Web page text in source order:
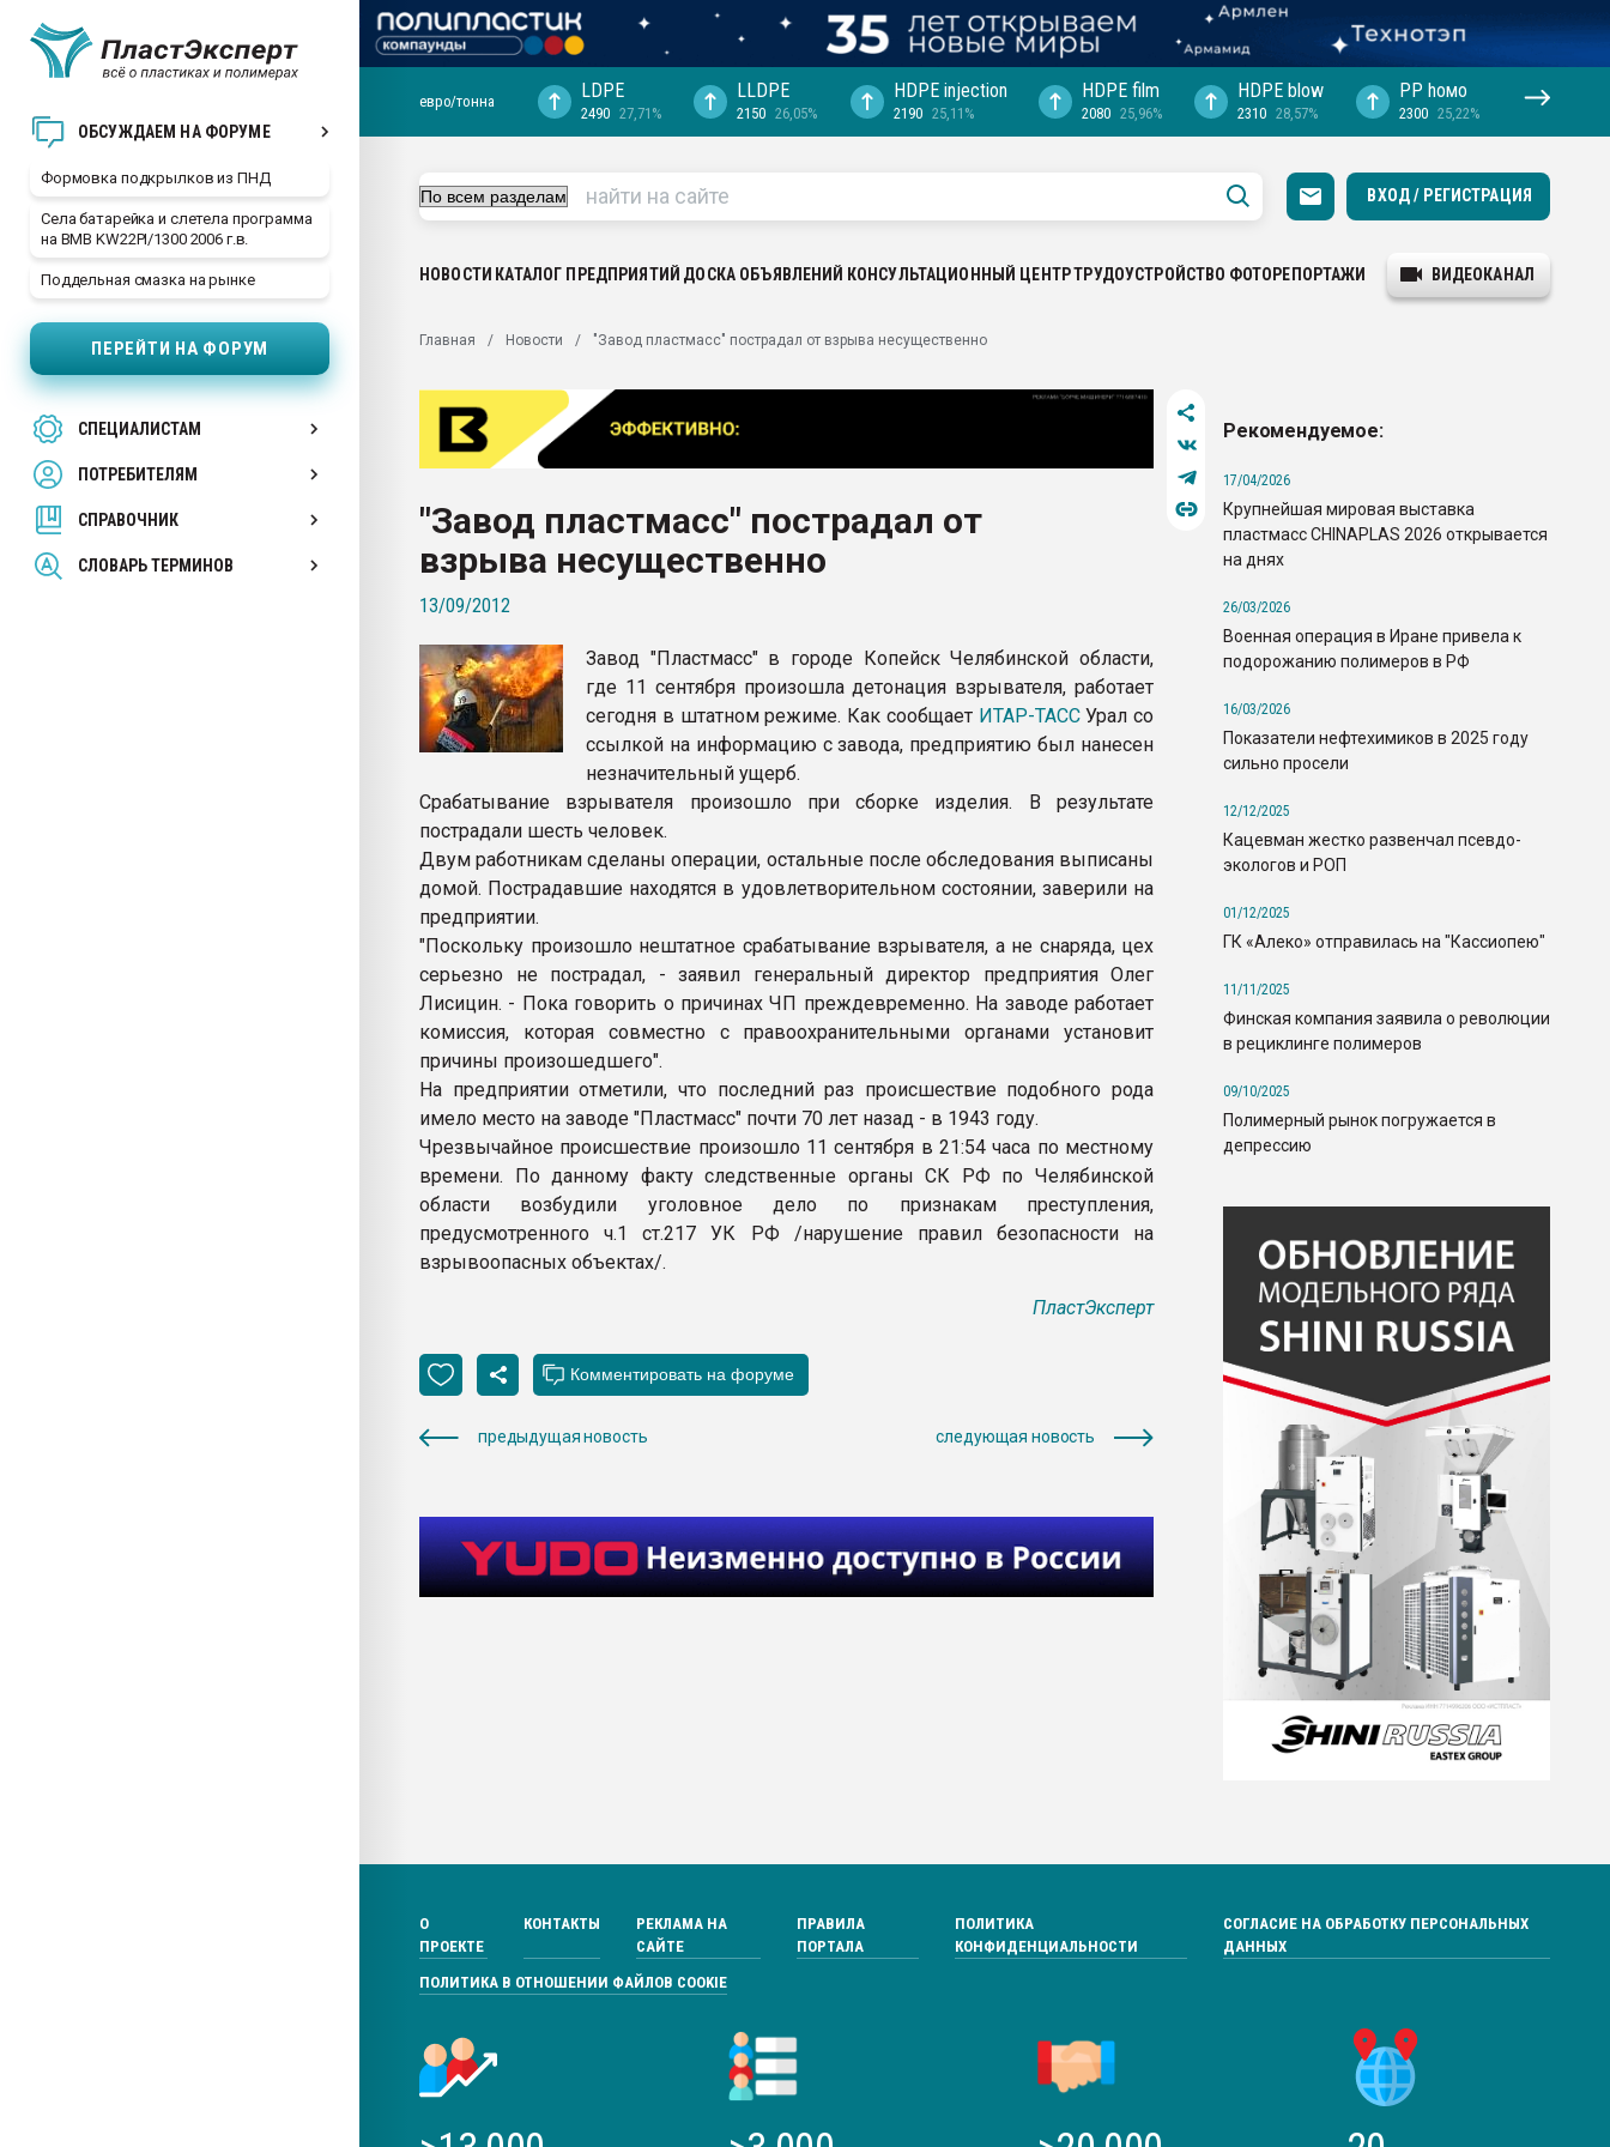
ОБСУЖДАЕМ НА ФОРУМЕ
Формовка подкрылков из ПНД
Села батарейка и слетела программа
на BMB KW22PI/1300 2006 г.в.
Поддельная смазка на рынке
ПЕРЕЙТИ НА ФОРУМ
СПЕЦИАЛИСТАМ
ПОТРЕБИТЕЛЯМ
СПРАВОЧНИК
СЛОВАРЬ ТЕРМИНОВ
29.07.2026 ФРП помог "Ижевскому
Вакуум-формовочные машины:
28.07.2026 Автоматизация выходит на
первый план в переработке
пластмасс
ситуацией на строительном рынке
Всё, что касается выдува ПЭТ
бутылок
ПЕРЕЙТИ НА ФОРУМ
евро/тонна LDPE
2490 27,71%
LLDPE
2150 26,05%
HDPE injection
2190 25,11%
HDPE film
2080 25,96%
HDPE blow
2310 28,57%
PP hомо
2300 25,22%
ВХОД / РЕГИСТРАЦИЯ
НОВОСТИ КАТАЛОГ ПРЕДПРИЯТИЙ ДОСКА ОБЪЯВЛЕНИЙ КОНСУЛЬТАЦИОННЫЙ ЦЕНТРТРУДОУСТРОЙСТВО ФОТОРЕПОРТАЖИ ВИДЕОКАНАЛ
Главная Новости "Завод пластмасс" пострадал от взрыва несущественно
"Завод пластмасс" пострадал от
взрыва несущественно
13/09/2012
Завод "Пластмасс" в городе Копейск Челябинской области,
где 11 сентября произошла детонация взрывателя, работает
сегодня в штатном режиме. Как сообщает ИТАР-ТАССУрал со
ссылкой на информацию с завода, предприятию был нанесен
незначительный ущерб.
Срабатывание взрывателя произошло при сборке изделия. В результате
пострадали шесть человек.
Двум работникам сделаны операции, остальные после обследования выписаны
домой. Пострадавшие находятся в удовлетворительном состоянии, заверили на
предприятии.
"Поскольку произошло нештатное срабатывание взрывателя, а не снаряда, цех
серьезно не пострадал, - заявил генеральный директор предприятия Олег
Лисицин. - Пока говорить о причинах ЧП преждевременно. На заводе работает
комиссия, которая совместно с правоохранительными органами установит
причины произошедшего".
На предприятии отметили, что последний раз происшествие подобного рода
имело место на заводе "Пластмасс" почти 70 лет назад - в 1943 году.
Чрезвычайное происшествие произошло 11 сентября в 21:54 часа по местному
времени. По данному факту следственные органы СК РФ по Челябинской
области возбудили уголовное дело по признакам преступления,
предусмотренного ч.1 ст.217 УК РФ /нарушение правил безопасности на
взрывоопасных объектах/.
ПластЭксперт
предыдущая новость следующая новость
Рекомендуемое:
17/04/2026
Крупнейшая мировая выставка
пластмасс CHINAPLAS 2026 открывается
на днях
26/03/2026
Военная операция в Иране привела к
подорожанию полимеров в РФ
16/03/2026
Показатели нефтехимиков в 2025 году
сильно просели
12/12/2025
Кацевман жестко развенчал псевдо-
экологов и РОП
01/12/2025
ГК «Алеко» отправилась на "Кассиопею"
11/11/2025
Финская компания заявила о революции
в рециклинге полимеров
09/10/2025
Полимерный рынок погружается в
депрессию
О
ПРОЕКТЕ
КОНТАКТЫ
РЕКЛАМА НА
САЙТЕ
ПРАВИЛА
ПОРТАЛА
ПОЛИТИКА
КОНФИДЕНЦИАЛЬНОСТИ
СОГЛАСИЕ НА ОБРАБОТКУ ПЕРСОНАЛЬНЫХ
ДАННЫХ
ПОЛИТИКА В ОТНОШЕНИИ ФАЙЛОВ COOKIE